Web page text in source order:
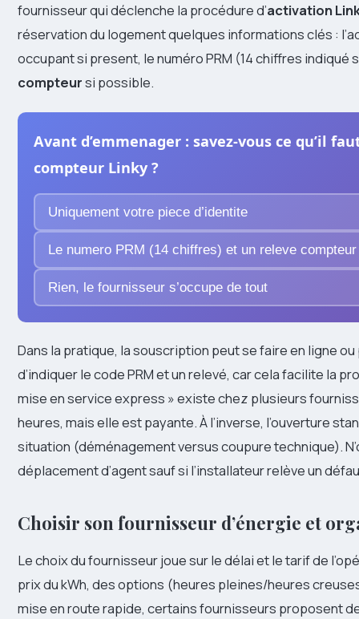
fournisseur qui déclenche la procédure d’activation
réservation du logement quelques informations clés :
occupant si present, le numéro PRM (14 chiffres
compteursi possible.
Avant d’emmenager : savez-vous ce qu’il
compteur Linky ?
Uniquement votre piece d’identite
Le numero PRM (14 chiffres) et un releve compteur
Rien, le fournisseur s’occupe de tout
Dans la pratique, la souscription peut se faire en ligne
d’indiquer le code PRM et un relevé, car cela facilite la
mise en service express » existe chez plusieurs
heures, mais elle est payante. À l’inverse, l’ouverture
situation (déménagement versus coupure technique).
déplacement d’agent sauf si l’installateur relève un
Choisir son fournisseur d’énergie et
Le choix du fournisseur joue sur le délai et le tarif de
prix du kWh, des options (heures pleines/heures
mise en route rapide, certains fournisseurs proposent